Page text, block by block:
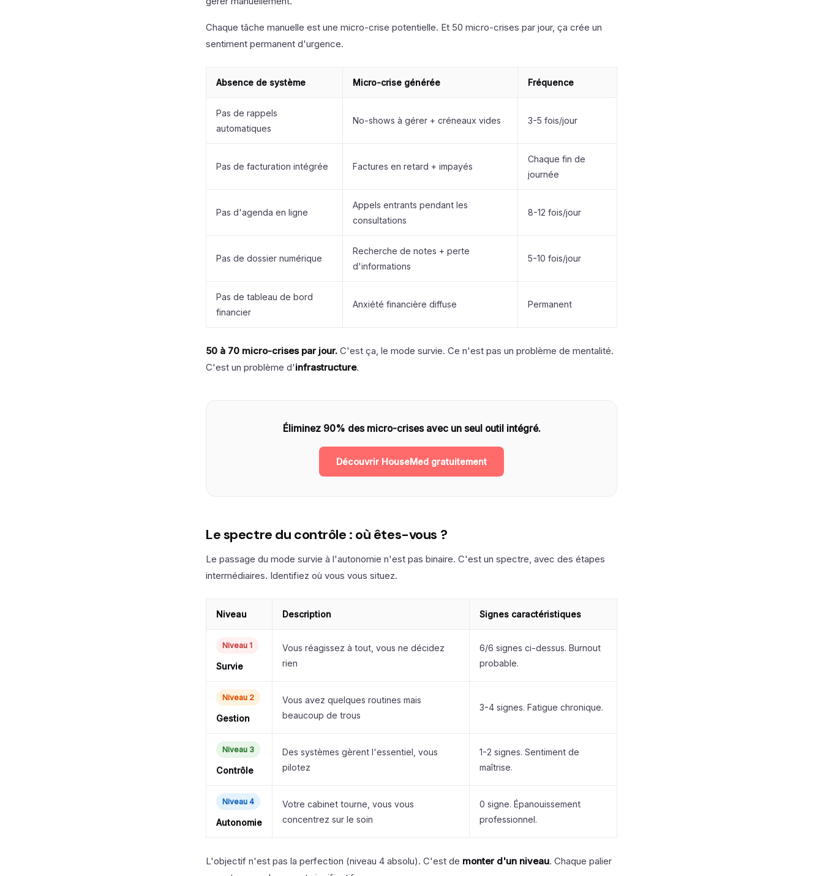
Chaque tâche manuelle est une micro-crise potentielle. Et 50 micro-crises par jour, ça crée un
sentiment permanent d'urgence.
Absence de système Micro-crise générée Fréquence
Pas de rappels
automatiques
No-shows à gérer + créneaux vides 3-5 fois/jour
Pas de facturation intégrée Factures en retard + impayés
Chaque fin de
journée
Pas d'agenda en ligne
Appels entrants pendant les
consultations
8-12 fois/jour
Pas de dossier numérique
Recherche de notes + perte
d'informations
5-10 fois/jour
Pas de tableau de bord
financier
Anxiété financière diffuse Permanent
50 à 70 micro-crises par jour. C'est ça, le mode survie. Ce n'est pas un problème de mentalité.
C'est un problème d'infrastructure.
Éliminez 90% des micro-crises avec un seul outil intégré.
Découvrir HouseMed gratuitement
Le spectre du contrôle : où êtes-vous ?
Le passage du mode survie à l'autonomie n'est pas binaire. C'est un spectre, avec des étapes
intermédiaires. Identifiez où vous vous situez.
Niveau Description Signes caractéristiques
Niveau 1
Survie
Vous réagissez à tout, vous ne décidez
rien
6/6 signes ci-dessus. Burnout
probable.
Niveau 2
Gestion
Vous avez quelques routines mais
beaucoup de trous
3-4 signes. Fatigue chronique.
Niveau 3
Contrôle
Des systèmes gèrent l'essentiel, vous
pilotez
1-2 signes. Sentiment de
maîtrise.
Niveau 4
Autonomie
Votre cabinet tourne, vous vous
concentrez sur le soin
0 signe. Épanouissement
professionnel.
L'objectif n'est pas la perfection (niveau 4 absolu). C'est de monter d'un niveau. Chaque palier